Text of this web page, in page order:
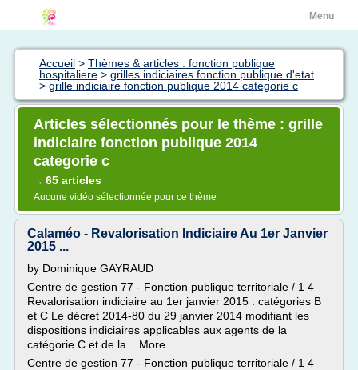
Menu
Accueil > Thèmes & articles : fonction publique
hospitaliere > grilles indiciaires fonction publique d'etat
> grille indiciaire fonction publique 2014 categorie c
Articles sélectionnés pour le thème : grille
indiciaire fonction publique 2014
categorie c
→ 65 articles
Aucune vidéo sélectionnée pour ce thème
Calaméo - Revalorisation Indiciaire Au 1er Janvier
2015 ...
by Dominique GAYRAUD
Centre de gestion 77 - Fonction publique territoriale / 1 4
Revalorisation indiciaire au 1er janvier 2015 : catégories B
et C Le décret 2014-80 du 29 janvier 2014 modifiant les
dispositions indiciaires applicables aux agents de la
catégorie C et de la... More
Centre de gestion 77 - Fonction publique territoriale / 1 4